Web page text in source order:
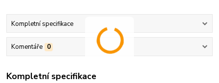
Kompletní specifikace
Komentáře 0
Kompletní specifikace